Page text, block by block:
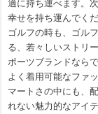
適に持ち運べます。
幸せを持ち運んでくだ
ゴルフの時も、ゴル
る、若々しいストリ
ポーツブランドなら
よく着用可能なファ
マートさの中にも、
れない魅力的なアイ